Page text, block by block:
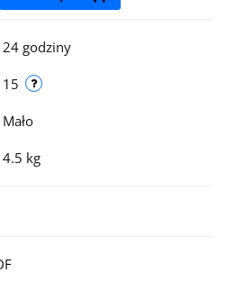
24 godziny
15
Mało
4.5 kg